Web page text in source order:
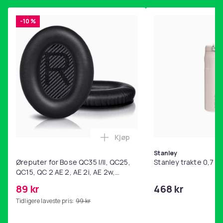
-10 %
Øreputer for Bose QC35 I/II, QC25,
QC15, QC 2 AE 2, AE 2i, AE 2w,
89 kr
Tidligere laveste pris: 99 kr
Legg Øreputer for Bose QC35
Kjøp
Stanley
Stanley trakte 0,7 l,
468 kr